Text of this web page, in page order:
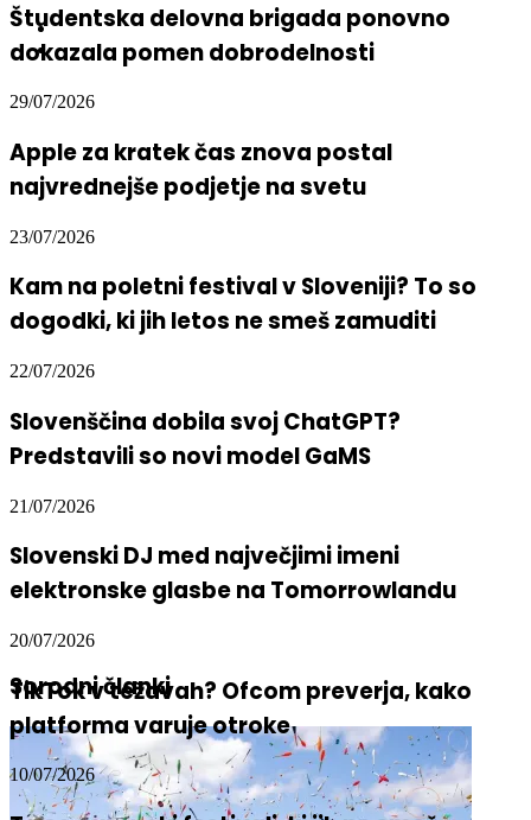
Študentska delovna brigada ponovno
dokazala pomen dobrodelnosti
29/07/2026
Apple za kratek čas znova postal
najvrednejše podjetje na svetu
23/07/2026
Kam na poletni festival v Sloveniji? To so
dogodki, ki jih letos ne smeš zamuditi
22/07/2026
Slovenščina dobila svoj ChatGPT?
Predstavili so novi model GaMS
21/07/2026
Slovenski DJ med največjimi imeni
elektronske glasbe na Tomorrowlandu
20/07/2026
TikTok v težavah? Ofcom preverja, kako
platforma varuje otroke
10/07/2026
Sorodni članki